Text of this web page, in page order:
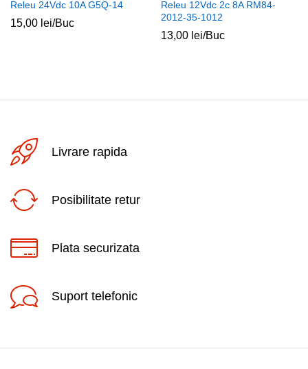
Releu 24Vdc 10A G5Q-14
15,00 lei/Buc
Releu 12Vdc 2c 8A RM84-
2012-35-1012
13,00 lei/Buc
Livrare rapida
Posibilitate retur
Plata securizata
Suport telefonic